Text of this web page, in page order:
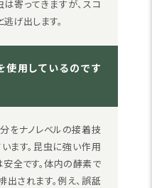
寄ってきますが、スコ
げ出します。
使用しているのです
をナノレベルの接着技
ます。昆虫に強い作用
全です。体内の酵素で
されます。例え、誤舐